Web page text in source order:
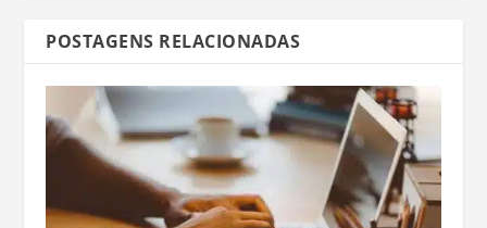
POSTAGENS RELACIONADAS